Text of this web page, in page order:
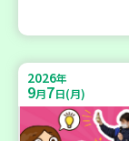
2026年
9月7日(月)